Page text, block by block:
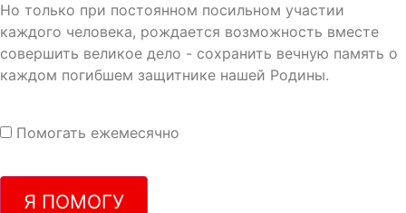
Но только при постоянном посильном участии
каждого человека, рождается возможность вместе
совершить великое дело - сохранить вечную память о
каждом погибшем защитнике нашей Родины.
Помогать ежемесячно
Я ПОМОГУ